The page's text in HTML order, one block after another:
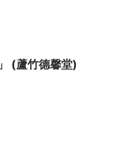
(蘆竹德馨堂)